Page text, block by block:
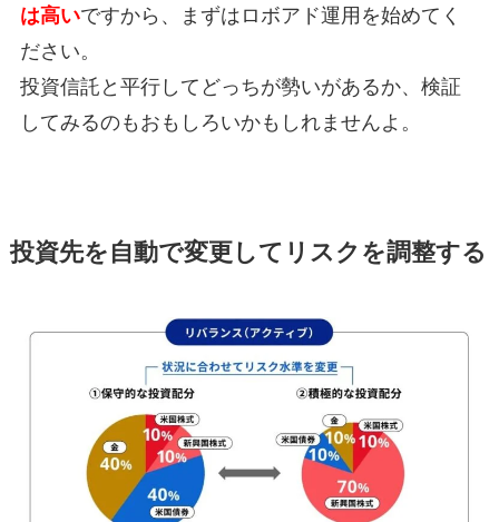
は高いですから、まずはロボアド運用を始めてく
ださい。
投資信託と平行してどっちが勢いがあるか、検証
してみるのもおもしろいかもしれませんよ。
投資先を自動で変更してリスクを調整する